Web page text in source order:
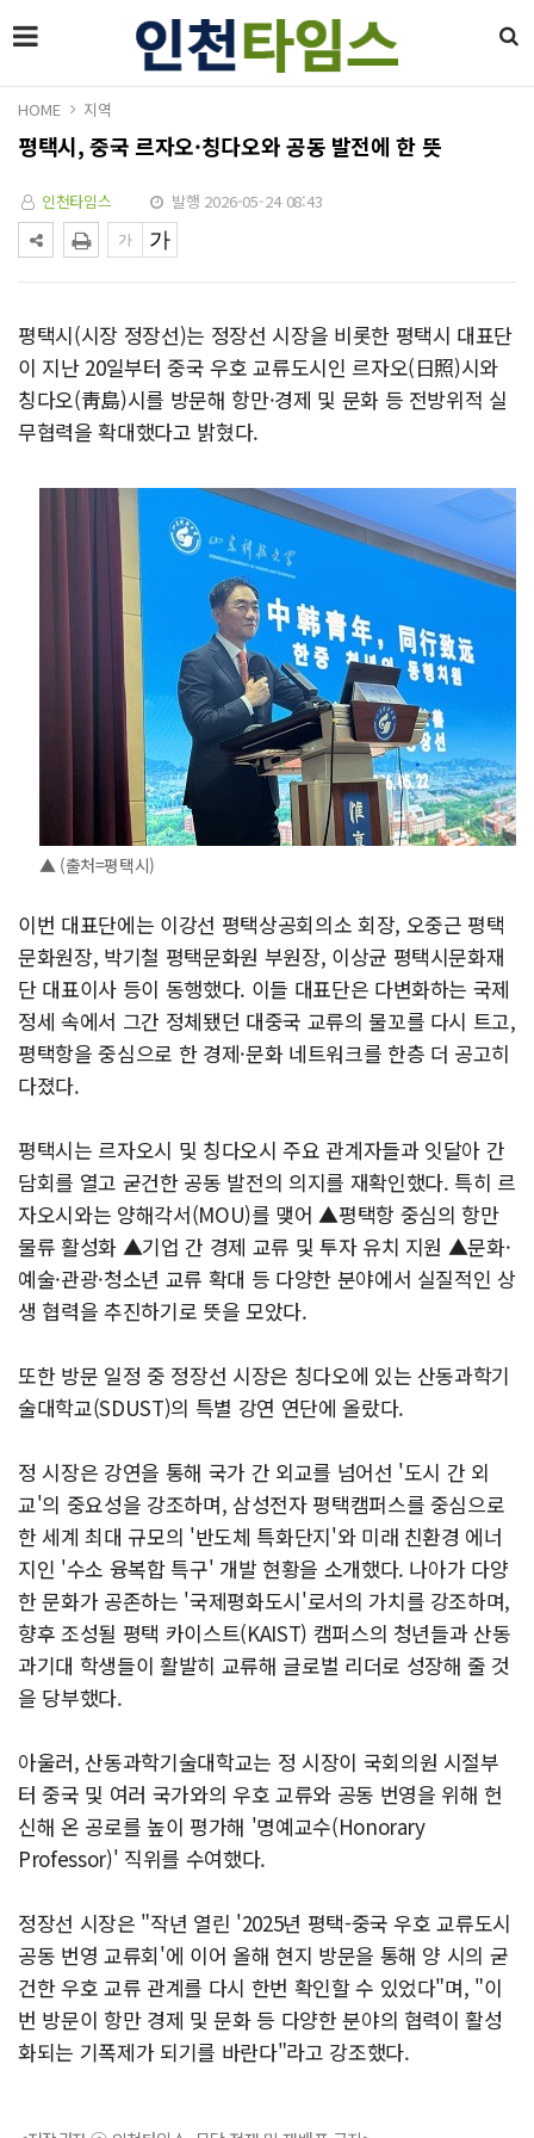
HOME 지역
평택시, 중국 르자오·칭다오와 공동 발전에 한 뜻
인천타임스 발행 2026-05-24 08:43
평택시(시장 정장선)는 정장선 시장을 비롯한 평택시 대표단
이 지난 20일부터 중국 우호 교류도시인 르자오(日照)시와
칭다오(靑島)시를 방문해 항만·경제 및 문화 등 전방위적 실
무협력을 확대했다고 밝혔다.
▲ (출처=평택시)
이번 대표단에는 이강선 평택상공회의소 회장, 오중근 평택
문화원장, 박기철 평택문화원 부원장, 이상균 평택시문화재
단 대표이사 등이 동행했다. 이들 대표단은 다변화하는 국제
정세 속에서 그간 정체됐던 대중국 교류의 물꼬를 다시 트고,
평택항을 중심으로 한 경제·문화 네트워크를 한층 더 공고히
다졌다.
평택시는 르자오시 및 칭다오시 주요 관계자들과 잇달아 간
담회를 열고 굳건한 공동 발전의 의지를 재확인했다. 특히 르
자오시와는 양해각서(MOU)를 맺어 ▲평택항 중심의 항만
물류 활성화 ▲기업 간 경제 교류 및 투자 유치 지원 ▲문화·
예술·관광·청소년 교류 확대 등 다양한 분야에서 실질적인 상
생 협력을 추진하기로 뜻을 모았다.
또한 방문 일정 중 정장선 시장은 칭다오에 있는 산동과학기
술대학교(SDUST)의 특별 강연 연단에 올랐다.
정 시장은 강연을 통해 국가 간 외교를 넘어선 '도시 간 외
교'의 중요성을 강조하며, 삼성전자 평택캠퍼스를 중심으로
한 세계 최대 규모의 '반도체 특화단지'와 미래 친환경 에너
지인 '수소 융복합 특구' 개발 현황을 소개했다. 나아가 다양
한 문화가 공존하는 '국제평화도시'로서의 가치를 강조하며,
향후 조성될 평택 카이스트(KAIST) 캠퍼스의 청년들과 산동
과기대 학생들이 활발히 교류해 글로벌 리더로 성장해 줄 것
을 당부했다.
아울러, 산동과학기술대학교는 정 시장이 국회의원 시절부
터 중국 및 여러 국가와의 우호 교류와 공동 번영을 위해 헌
신해 온 공로를 높이 평가해 '명예교수(Honorary
Professor)' 직위를 수여했다.
정장선 시장은 "작년 열린 '2025년 평택-중국 우호 교류도시
공동 번영 교류회'에 이어 올해 현지 방문을 통해 양 시의 굳
건한 우호 교류 관계를 다시 한번 확인할 수 있었다"며, "이
번 방문이 항만 경제 및 문화 등 다양한 분야의 협력이 활성
화되는 기폭제가 되기를 바란다"라고 강조했다.